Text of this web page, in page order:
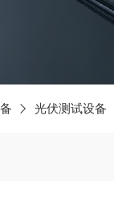
光伏测试设备